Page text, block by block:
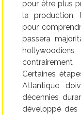
pour être plus
la production,
pour
passera
Certaines
Atlantique
décennies
développé des